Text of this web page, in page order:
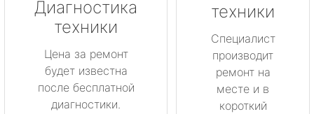
Диагностика
техники
Цена за ремонт
будет известна
после бесплатной
диагностики.
техники
Специалист
производит
ремонт на
месте и в
короткий